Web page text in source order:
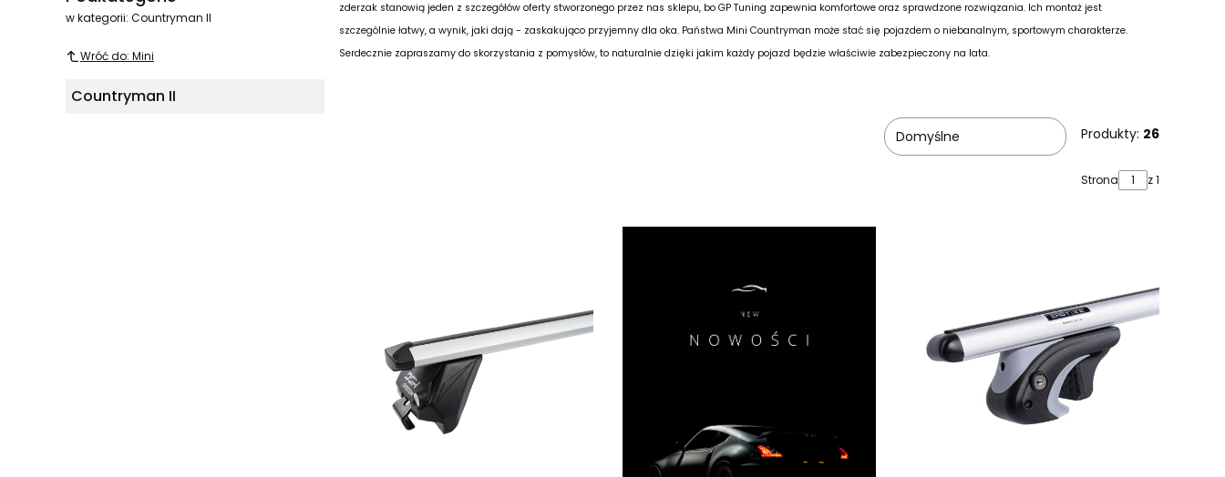
w kategorii: Countryman II
Wróć do: Mini
Countryman II
zderzak stanowią jeden z szczegółów oferty stworzonego przez nas sklepu, bo GP Tuning zapewnia komfortowe oraz sprawdzone rozwiązania. Ich montaż jest
szczególnie łatwy, a wynik, jaki dają - zaskakująco przyjemny dla oka. Państwa Mini Countryman może stać się pojazdem o niebanalnym, sportowym charakterze.
Serdecznie zapraszamy do skorzystania z pomysłów, to naturalnie dzięki jakim każdy pojazd będzie właściwie zabezpieczony na lata.
Domyślne Produkty: 26
Strona z 1